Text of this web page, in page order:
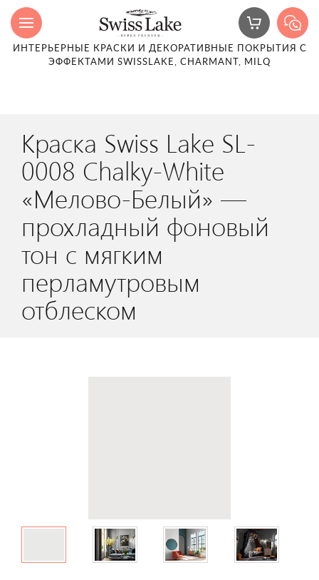
ИНТЕРЬЕРНЫЕ КРАСКИ И ДЕКОРАТИВНЫЕ ПОКРЫТИЯ С
ЭФФЕКТАМИ SWISSLAKE, CHARMANT, MILQ
Краска Swiss Lake SL-
0008 Chalky-White
«Мелово-Белый» —
прохладный фоновый
тон с мягким
перламутровым
отблеском